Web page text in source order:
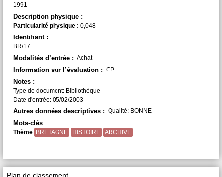
Plan de classement
1991
Description physique :
Particularité physique : 0,048
Identifiant :
BR/17
Modalités d’entrée : Achat
Information sur l’évaluation : CP
Notes :
Type de document: Bibliothèque
Date d'entrée: 05/02/2003
Autres données descriptives : Qualité: BONNE
Mots-clés
Thème BRETAGNE HISTOIRE ARCHIVE